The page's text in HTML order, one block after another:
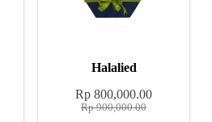
Halalied
Rp900,000.00
Rp 800,000.00